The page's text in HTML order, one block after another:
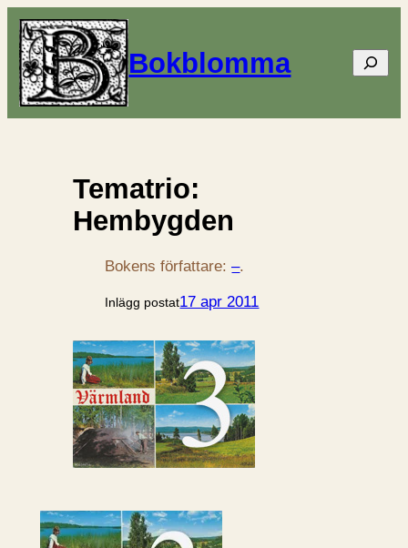
Bokblomma Sök
Tematrio:
Hembygden
Bokens författare:–.
Inlägg postat17 apr 2011